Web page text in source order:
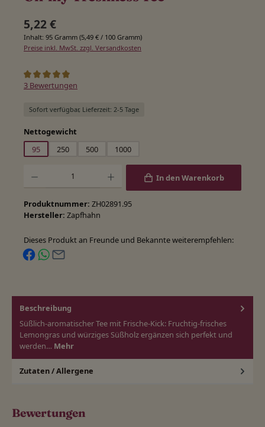
Regulärer Preis:
5,22 €
Inhalt: 95 Gramm (5,49 € / 100 Gramm)
Preise inkl. MwSt. zzgl. Versandkosten
Durchschnittliche Bewertung von 5 von 5 Sternen
3 Bewertungen
Sofort verfügbar, Lieferzeit: 2-5 Tage
Nettogewicht
95
250 500 1000
In den Warenkorb
Produktnummer: ZH02891.95
Hersteller: Zapfhahn
Dieses Produkt an Freunde und Bekannte weiterempfehlen:
Beschreibung
Süßlich-aromatischer Tee mit Frische-Kick: Fruchtig-frisches
Lemongras und würziges Süßholz ergänzen sich perfekt und
werden… Mehr
Zutaten / Allergene
Bewertungen